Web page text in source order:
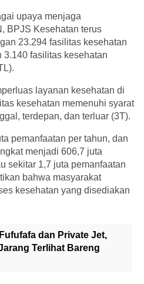
upaya menjaga
BPJS Kesehatan terus
23.294 fasilitas kesehatan
3.140 fasilitas kesehatan
layanan kesehatan di
kesehatan memenuhi syarat
terdepan, dan terluar (3T).
pemanfaatan per tahun, dan
menjadi 606,7 juta
sekitar 1,7 juta pemanfaatan
bahwa masyarakat
kesehatan yang disediakan
dan Private Jet,
Terlihat Bareng